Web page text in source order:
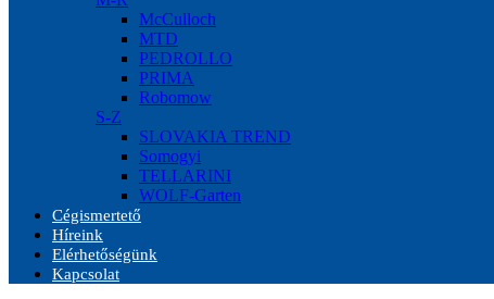
McCulloch
MTD
PEDROLLO
PRIMA
Robomow
S-Z
SLOVAKIA TREND
Somogyi
TELLARINI
WOLF-Garten
Cégismertető
Híreink
Elérhetőségünk
Kapcsolat